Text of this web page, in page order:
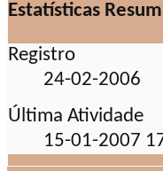
Estatísticas
Registro
24-02-2006
Última Atividade
15-01-2007